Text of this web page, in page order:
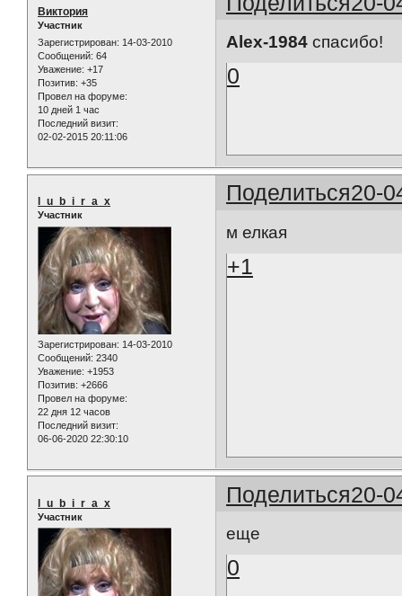
Виктория
Участник
Зарегистрирован: 14-03-2010
Сообщений: 64
Уважение: +17
Позитив: +35
Провел на форуме:
10 дней 1 час
Последний визит:
02-02-2015 20:11:06
Alex-1984 спасибо!
0
Поделиться20-
l_u_b_i_r_a_x
Участник
Зарегистрирован: 14-03-2010
Сообщений: 2340
Уважение: +1953
Позитив: +2666
Провел на форуме:
22 дня 12 часов
Последний визит:
06-06-2020 22:30:10
м елкая
+1
Поделиться20-
l_u_b_i_r_a_x
Участник
еще
0